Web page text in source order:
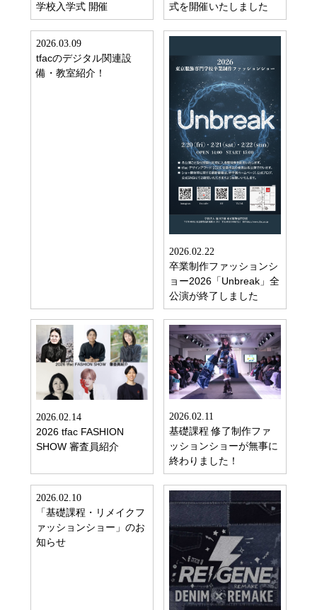
学校入学式 開催
式を開催いたしました
2026.03.09
tfacのデジタル関連設
備・教室紹介！
2026.02.22
卒業制作ファッションシ
ョー2026「Unbreak」全
公演が終了しました
2026.02.14
2026 tfac FASHION
SHOW 審査員紹介
2026.02.11
基礎課程 修了制作ファ
ッションショーが無事に
終わりました！
2026.02.10
「基礎課程・リメイクフ
ァッションショー」のお
知らせ